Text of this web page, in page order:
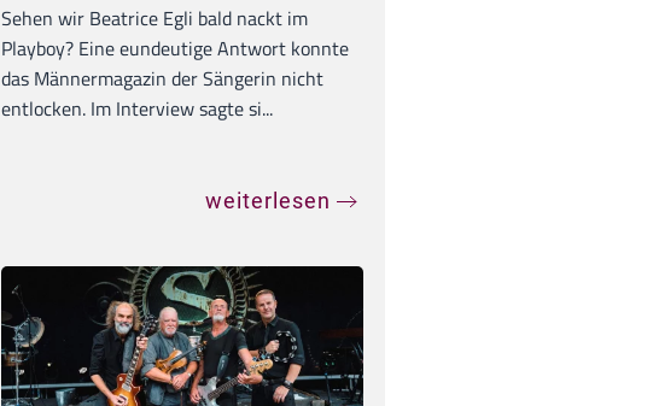
Sehen wir Beatrice Egli bald nackt im
Playboy? Eine eundeutige Antwort konnte
das Männermagazin der Sängerin nicht
entlocken. Im Interview sagte si...
weiterlesen